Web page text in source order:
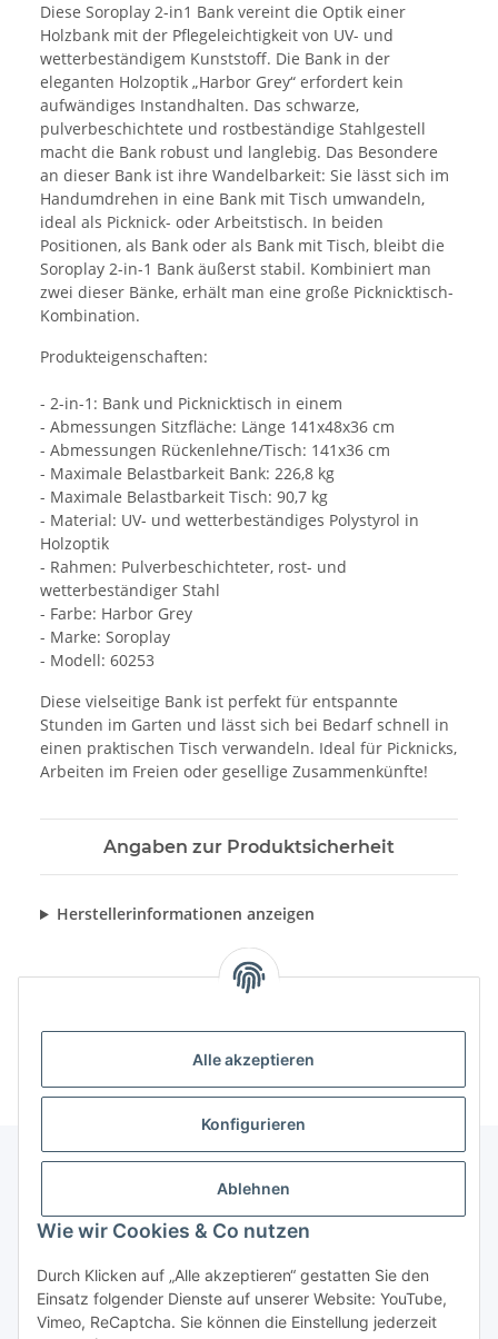
Alle akzeptieren
Konfigurieren
Ablehnen
Wie wir Cookies & Co nutzen
Durch Klicken auf „Alle akzeptieren“ gestatten Sie den
Einsatz folgender Dienste auf unserer Website: YouTube,
Vimeo, ReCaptcha. Sie können die Einstellung jederzeit
Diese Soroplay 2-in1 Bank vereint die Optik einer
Holzbank mit der Pflegeleichtigkeit von UV- und
wetterbeständigem Kunststoff. Die Bank in der
eleganten Holzoptik „Harbor Grey“ erfordert kein
aufwändiges Instandhalten. Das schwarze,
pulverbeschichtete und rostbeständige Stahlgestell
macht die Bank robust und langlebig. Das Besondere
an dieser Bank ist ihre Wandelbarkeit: Sie lässt sich im
Handumdrehen in eine Bank mit Tisch umwandeln,
ideal als Picknick- oder Arbeitstisch. In beiden
Positionen, als Bank oder als Bank mit Tisch, bleibt die
Soroplay 2-in-1 Bank äußerst stabil. Kombiniert man
zwei dieser Bänke, erhält man eine große Picknicktisch-
Kombination.
Produkteigenschaften:
- 2-in-1: Bank und Picknicktisch in einem
- Abmessungen Sitzfläche: Länge 141x48x36 cm
- Abmessungen Rückenlehne/Tisch: 141x36 cm
- Maximale Belastbarkeit Bank: 226,8 kg
- Maximale Belastbarkeit Tisch: 90,7 kg
- Material: UV- und wetterbeständiges Polystyrol in
Holzoptik
- Rahmen: Pulverbeschichteter, rost- und
wetterbeständiger Stahl
- Farbe: Harbor Grey
- Marke: Soroplay
- Modell: 60253
Diese vielseitige Bank ist perfekt für entspannte
Stunden im Garten und lässt sich bei Bedarf schnell in
einen praktischen Tisch verwandeln. Ideal für Picknicks,
Arbeiten im Freien oder gesellige Zusammenkünfte!
Angaben zur Produktsicherheit
Herstellerinformationen anzeigen
Gesetzliche Informationen